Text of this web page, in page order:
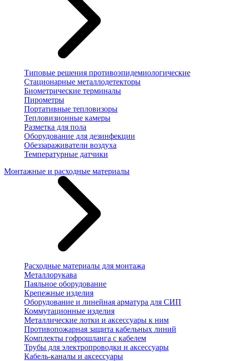
Типовые решения противоэпидемиологические
Стационарные металлодетекторы
Биометрические терминалы
Пирометры
Портативные тепловизоры
Тепловизионные камеры
Разметка для пола
Оборудование для дезинфекции
Обеззараживатели воздуха
Температурные датчики
Монтажные и расходные материалы
Расходные материалы для монтажа
Металлорукава
Паяльное оборудование
Крепежные изделия
Оборудование и линейная арматура для СИП
Коммутационные изделия
Металлические лотки и аксессуары к ним
Противопожарная защита кабельных линий
Комплекты гофрошланга с кабелем
Трубы для электропроводки и аксессуары
Кабель-каналы и аксессуары